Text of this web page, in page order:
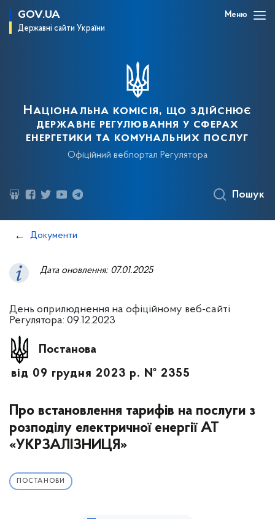
GOV.UA
Державні сайти України
Меню
Національна комісія, що здійснює
державне регулювання у сферах
енергетики та комунальних послуг
Офіційний вебпортал Регулятора
Пошук
Документи
Дата оновлення: 07.01.2025
День оприлюднення на офіційному веб-сайті
Регулятора: 09.12.2023
Постанова
від 09 грудня 2023 р. № 2355
Про встановлення тарифів на послуги з
розподілу електричної енергії АТ
«УКРЗАЛІЗНИЦЯ»
ПОСТАНОВИ